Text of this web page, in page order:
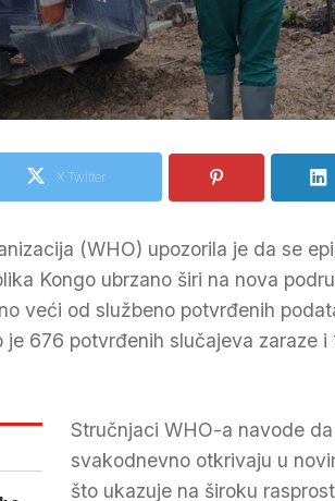
X Twitter
(WHO) upozorila je da se
Kongo ubrzano širi na nova
veći od službeno potvrđenih
je 676 potvrđenih slučajeva zaraze
Stručnjaci WHO-a navode
svakodnevno otkrivaju u
što ukazuje na široku